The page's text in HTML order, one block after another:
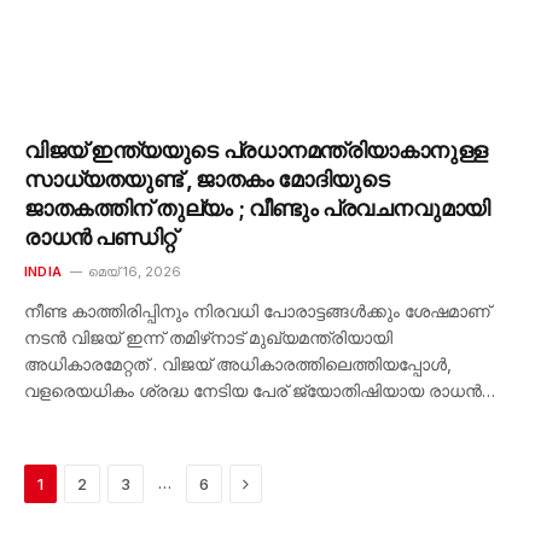
വിജയ് ഇന്ത്യയുടെ പ്രധാനമന്ത്രിയാകാനുള്ള
സാധ്യതയുണ്ട് , ജാതകം മോദിയുടെ
ജാതകത്തിന് തുല്യം ; വീണ്ടും പ്രവചനവുമായി
രാധൻ പണ്ഡിറ്റ്
INDIA മെയ്‌ 16, 2026
നീണ്ട കാത്തിരിപ്പിനും നിരവധി പോരാട്ടങ്ങൾക്കും ശേഷമാണ്
നടൻ വിജയ് ഇന്ന് തമിഴ്‌നാട് മുഖ്യമന്ത്രിയായി
അധികാരമേറ്റത് . വിജയ് അധികാരത്തിലെത്തിയപ്പോൾ,
വളരെയധികം ശ്രദ്ധ നേടിയ പേര് ജ്യോതിഷിയായ രാധൻ…
1 2 3 … 6 Next